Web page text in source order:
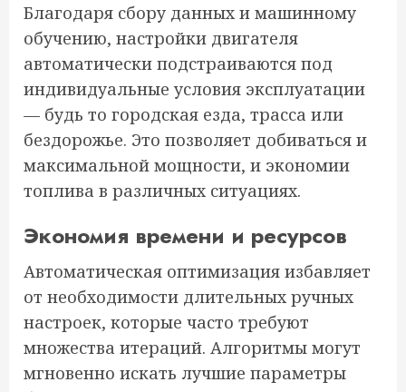
Благодаря сбору данных и машинному
обучению, настройки двигателя
автоматически подстраиваются под
индивидуальные условия эксплуатации
— будь то городская езда, трасса или
бездорожье. Это позволяет добиваться и
максимальной мощности, и экономии
топлива в различных ситуациях.
Экономия времени и ресурсов
Автоматическая оптимизация избавляет
от необходимости длительных ручных
настроек, которые часто требуют
множества итераций. Алгоритмы могут
мгновенно искать лучшие параметры